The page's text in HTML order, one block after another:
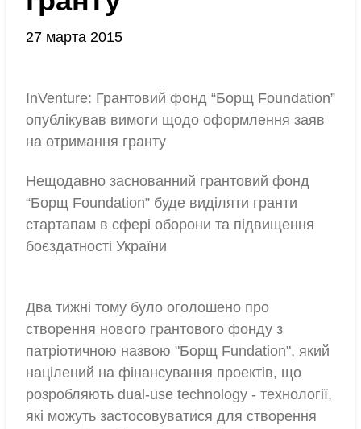
27 марта 2015
InVenture: Грантовий фонд “Борщ Foundation”
опублікував вимоги щодо оформлення заяв
на отримання гранту
Нещодавно заснованний грантовий фонд
“Борщ Foundation” буде виділяти гранти
стартапам в сфері оборони та підвищення
боєздатності України
Два тижні тому було оголошено про
створення нового грантового фонду з
патріотичною назвою "Борщ Fundation", який
націлений на фінансування проектів, що
розробляють dual-use technology - технології,
які можуть застосовуватися для створення